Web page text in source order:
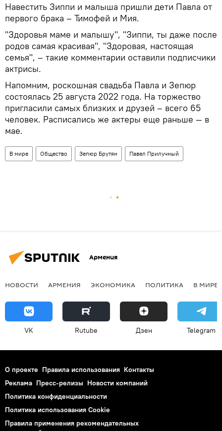
Навестить Зиппи и малыша пришли дети Павла от
первого брака – Тимофей и Мия.
"Здоровья маме и малышу", "Зиппи, ты даже после
родов самая красивая", "Здоровая, настоящая
семья", – такие комментарии оставили подписчики
актрисы.
Напомним, роскошная свадьба Павла и Зепюр
состоялась 25 августа 2022 года. На торжество
пригласили самых близких и друзей – всего 65
человек. Расписались же актеры еще раньше — в
мае.
В мире Общество Зепюр Брутян Павел Прилучный
Армения
НОВОСТИ АРМЕНИЯ ЭКОНОМИКА ПОЛИТИКА В МИРЕ
VK Rutube Дзен Telegram
О проекте Правила использования Контакты
Реклама Пресс-релизы Новости компаний
Политика конфиденциальности
Политика использования Cookie
Правила применения рекомендательных